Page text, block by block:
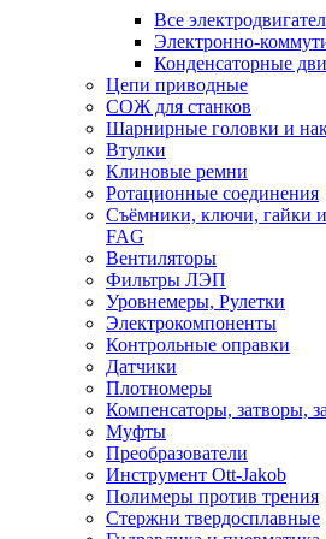
Все
Электронно-
Конденсаторные
Цепи приводные
СОЖ для станков
Шарнирные головки и
Втулки
Клиновые ремни
Ротационные соединения
Съёмники, ключи, гайки
FAG
Вентиляторы
Фильтры ЛЭП
Уровнемеры, Рулетки
Электрокомпоненты
Контрольные оправки
Датчики
Плотномеры
Компенсаторы, затворы,
Муфты
Преобразователи
Инструмент Ott-Jakob
Полимеры против трения
Стержни твердосплавные